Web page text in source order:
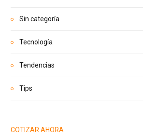
Sin categoría
Tecnología
Tendencias
Tips
COTIZAR AHORA